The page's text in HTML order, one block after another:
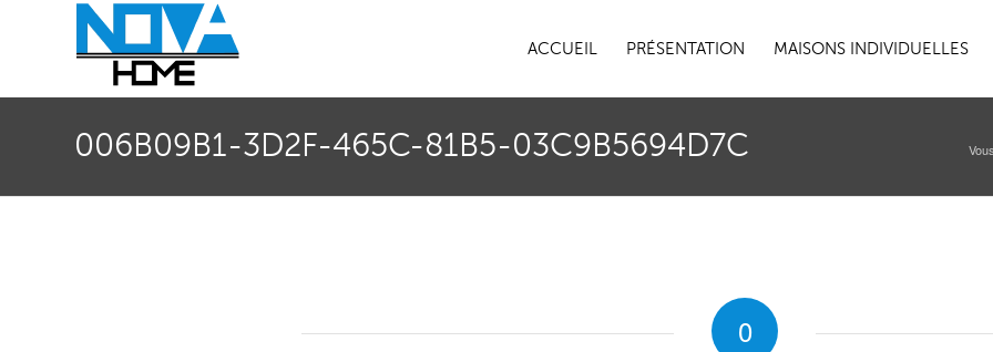
ACCUEIL PRÉSENTATION MAISONS INDIVIDUELLES
006B09B1-3D2F-465C-81B5-03C9B5694D7C
0